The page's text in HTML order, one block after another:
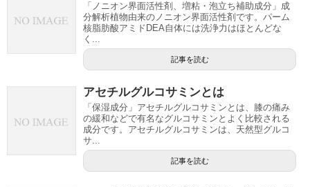
「ノニオン界面活性剤、増粘・泡立ち補助成分」成
分解析植物由来のノニオン界面活性剤です。パーム
核脂肪酸アミドDEA自体には洗浄力はほとんどな
く...
記事を読む
アセチルグルコサミンとは
「保湿成分」アセチルグルコサミンとは、膝の痛み
の緩和などで有名なグルコサミンとよく比較される
成分です。アセチルグルコサミンは、天然型グルコ
サ...
記事を読む